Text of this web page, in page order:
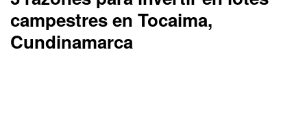
campestres en Tocaima,
Cundinamarca